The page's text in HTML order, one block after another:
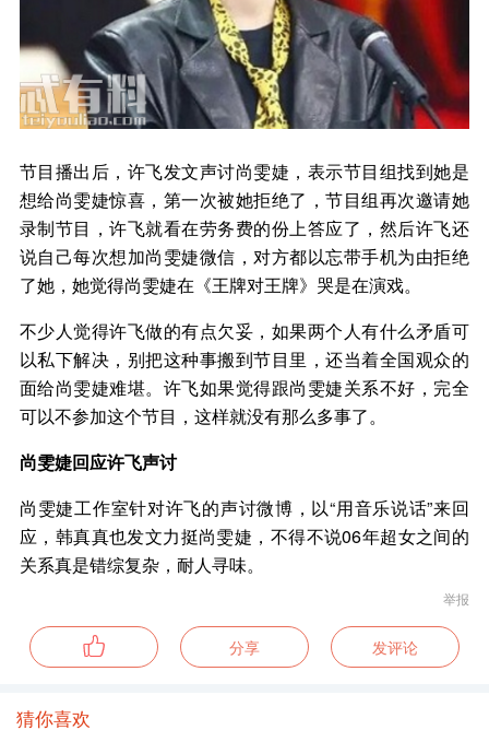
节目播出后，许飞发文声讨尚雯婕，表示节目组找到她是
想给尚雯婕惊喜，第一次被她拒绝了，节目组再次邀请她
录制节目，许飞就看在劳务费的份上答应了，然后许飞还
说自己每次想加尚雯婕微信，对方都以忘带手机为由拒绝
了她，她觉得尚雯婕在《王牌对王牌》哭是在演戏。
不少人觉得许飞做的有点欠妥，如果两个人有什么矛盾可
以私下解决，别把这种事搬到节目里，还当着全国观众的
面给尚雯婕难堪。许飞如果觉得跟尚雯婕关系不好，完全
可以不参加这个节目，这样就没有那么多事了。
尚雯婕回应许飞声讨
尚雯婕工作室针对许飞的声讨微博，以“用音乐说话”来回
应，韩真真也发文力挺尚雯婕，不得不说06年超女之间的
关系真是错综复杂，耐人寻味。
举报
分享 发评论
猜你喜欢